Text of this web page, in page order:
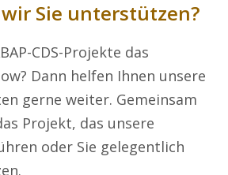
Sie unterstützen?
CDS-Projekte das
Dann helfen Ihnen unsere
gerne weiter. Gemeinsam
Projekt, das unsere
oder Sie gelegentlich